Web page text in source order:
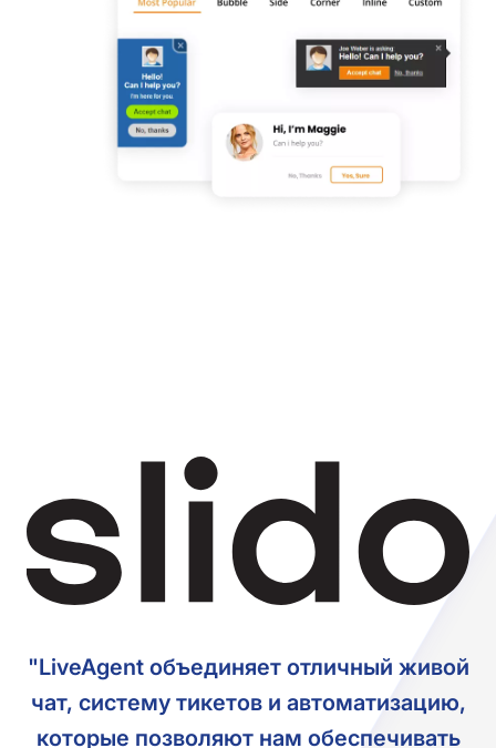
"LiveAgent объединяет отличный живой
чат, систему тикетов и автоматизацию,
которые позволяют нам обеспечивать